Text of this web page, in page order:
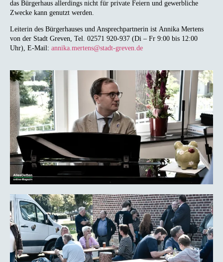
das Bürgerhaus allerdings nicht für private Feiern und gewerbliche
Zwecke kann genutzt werden.
Leiterin des Bürgerhauses und Ansprechpartnerin ist Annika Mertens
von der Stadt Greven, Tel. 02571 920-937 (Di – Fr 9:00 bis 12:00
Uhr), E-Mail: annika.mertens@stadt-greven.de